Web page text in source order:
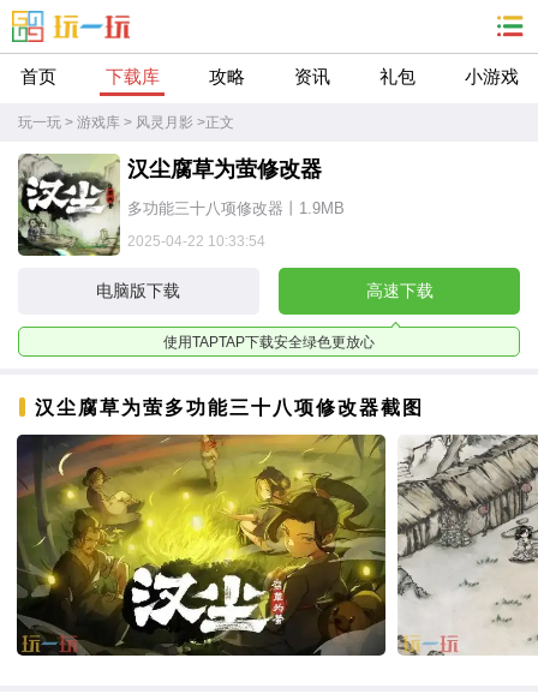
首页 下载库 攻略 资讯 礼包 小游戏
玩一玩 > 游戏库 > 风灵月影 >正文
汉尘腐草为萤修改器
多功能三十八项修改器丨1.9MB
2025-04-22 10:33:54
电脑版下载 高速下载
使用TAPTAP下载安全绿色更放心
汉尘腐草为萤多功能三十八项修改器截图